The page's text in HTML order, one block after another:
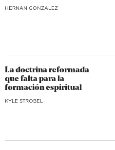
HERNAN GONZALEZ
La doctrina reformada
que falta para la
formación espiritual
KYLE STROBEL